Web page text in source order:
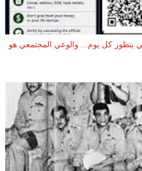
يتطور كل يوم... والوعي المجتمعي هو